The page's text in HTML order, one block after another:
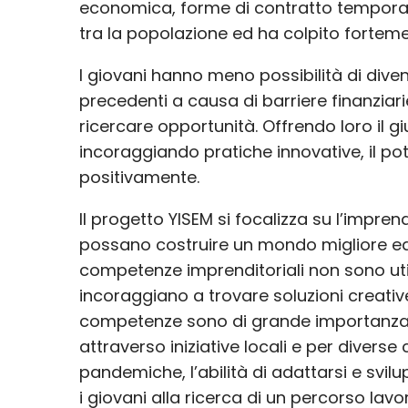
economica, forme di contratto
tra la popolazione ed ha colpito
I giovani hanno meno possibilità di
precedenti a causa di barriere
ricercare opportunità. Offrendo loro il
incoraggiando pratiche innovative, il
positivamente.
Il progetto YISEM si focalizza su
possano costruire un mondo migliore
competenze imprenditoriali non sono
incoraggiano a trovare soluzioni
competenze sono di grande
attraverso iniziative locali e per
pandemiche, l’abilità di adattarsi e
i giovani alla ricerca di un percorso